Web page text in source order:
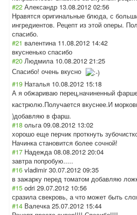
#22 Александр 13.08.2012 02:56
Нравятся оригинальные блюда, с
ингредиентов. Рецепт из этой оперы.
спасибо.
#21 валентина 11.08.2012 14:42
вкусненько спасибо
#20 Людмила 10.08.2012 21:25
Спасибо! очень вкусно
#19 Наталья 10.08.2012 15:18
А я обжариваю перец,начиненный
кастрюлю.Получается вкуснее.И
)добавляю в фарш.
#18 ольга 09.08.2012 13:02
хорошо еще перчик проткнуть
Начинка становится более сочной!
#17 Надежда 08.08.2012 20:04
завтра попробую.....
#16 vladimir 30.07.2012 09:35
в зажарку перед томатом добавляю
#15 odri 29.07.2012 10:56
сразила свекровь, а что может быть
#14 Валечка 25.07.2012 15:44